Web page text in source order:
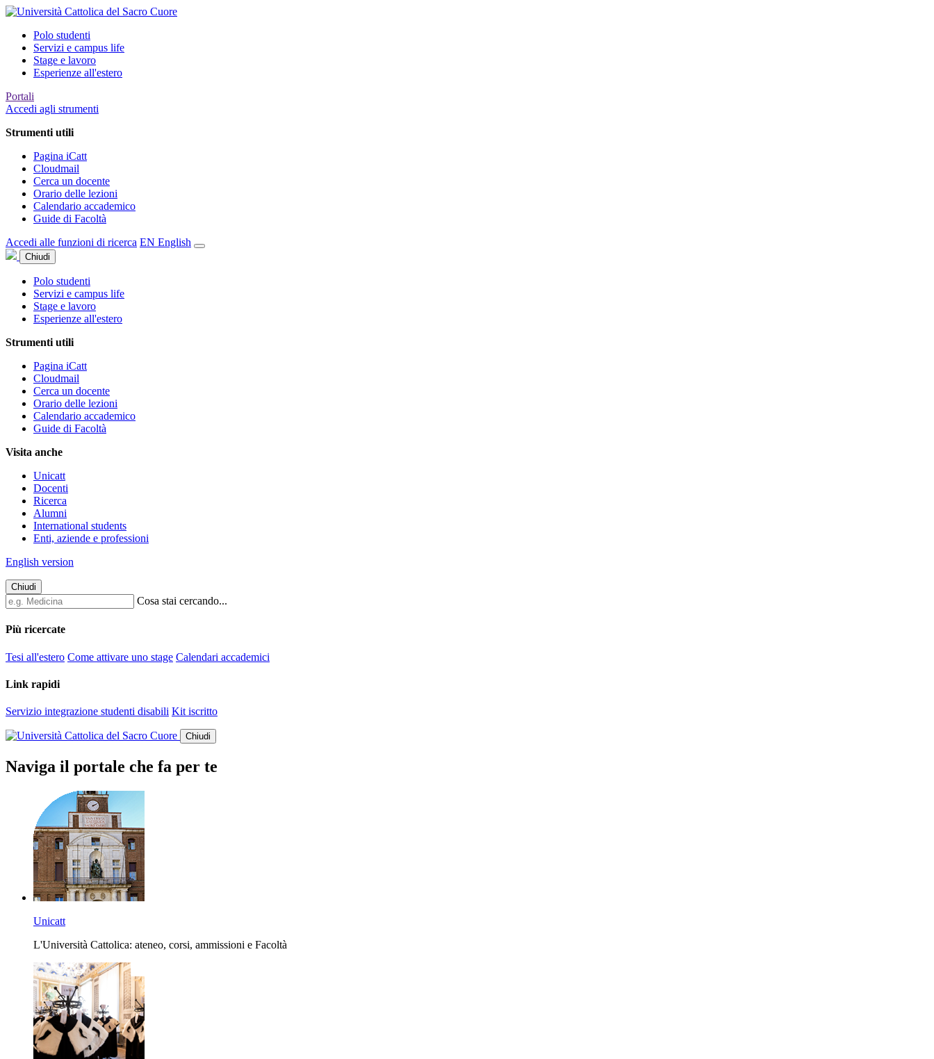
Polo studenti
Servizi e campus life
Stage e lavoro
Esperienze all'estero
Portali
Accedi agli strumenti
Strumenti utili
Pagina iCatt
Cloudmail
Cerca un docente
Orario delle lezioni
Calendario accademico
Guide di Facoltà
Accedi alle funzioni di ricerca EN English
Chiudi
Polo studenti
Servizi e campus life
Stage e lavoro
Esperienze all'estero
Strumenti utili
Pagina iCatt
Cloudmail
Cerca un docente
Orario delle lezioni
Calendario accademico
Guide di Facoltà
Visita anche
Unicatt
Docenti
Ricerca
Alumni
International students
Enti, aziende e professioni
English version
Chiudi
Cosa stai cercando...
Più ricercate
Tesi all'estero Come attivare uno stage Calendari accademici
Link rapidi
Servizio integrazione studenti disabili Kit iscritto
Chiudi
Naviga il portale che fa per te
Unicatt
L'Università Cattolica: ateneo, corsi, ammissioni e Facoltà